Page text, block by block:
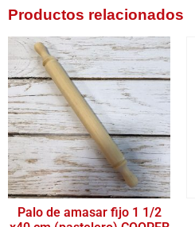
Productos relacionados
Palo de amasar fijo 1 1/2